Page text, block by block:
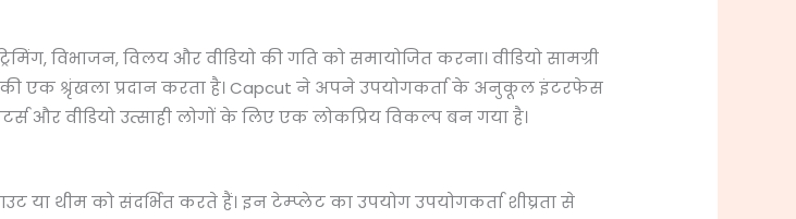
विभाजन, विलय और वीडियो की गति को समायोजित करना। वीडियो सामग्री
एक श्रृंखला प्रदान करता है। Capcut ने अपने उपयोगकर्ता के अनुकूल इंटरफेस
और वीडियो उत्साही लोगों के लिए एक लोकप्रिय विकल्प बन गया है।
या थीम को संदर्भित करते हैं। इन टेम्प्लेट का उपयोग उपयोगकर्ता शीघ्रता से